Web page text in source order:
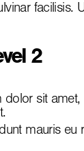
facilisis.
2
dolor sit amet,
mauris eu